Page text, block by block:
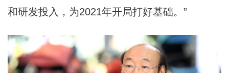
和研发投入，为2021年开局打好基础。”